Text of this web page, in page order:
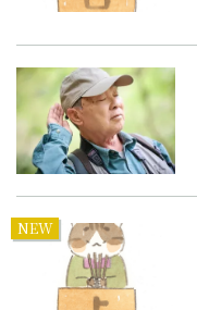
NEW